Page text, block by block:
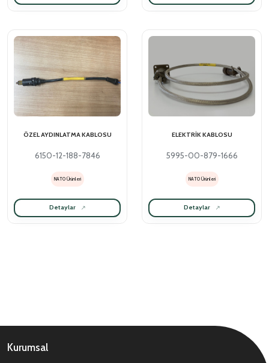
ÖZEL AYDINLATMA KABLOSU
6150-12-188-7846
NATO Ürünleri
Detaylar
ELEKTRİK KABLOSU
5995-00-879-1666
NATO Ürünleri
Detaylar
Kurumsal